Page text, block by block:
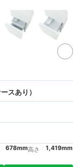
スあり）
678mm高さ
1,419mm